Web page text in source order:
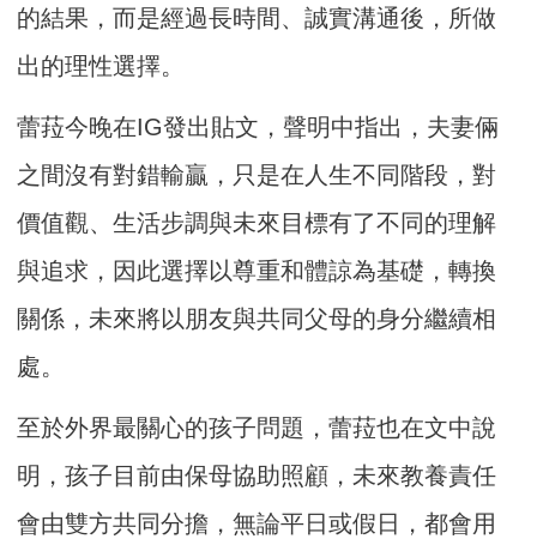
的結果，而是經過長時間、誠實溝通後，所做
出的理性選擇。
蕾菈今晚在IG發出貼文，聲明中指出，夫妻倆
之間沒有對錯輸贏，只是在人生不同階段，對
價值觀、生活步調與未來目標有了不同的理解
與追求，因此選擇以尊重和體諒為基礎，轉換
關係，未來將以朋友與共同父母的身分繼續相
處。
至於外界最關心的孩子問題，蕾菈也在文中說
明，孩子目前由保母協助照顧，未來教養責任
會由雙方共同分擔，無論平日或假日，都會用